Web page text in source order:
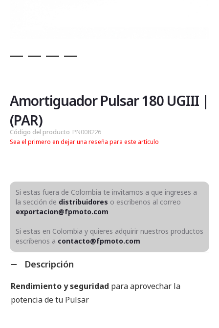
de
la
galería
de
imágenes
Amortiguador Pulsar 180 UGIII |
(PAR)
Código del producto PN008226
Sea el primero en dejar una reseña para este artículo
Si estas fuera de Colombia te invitamos a que ingreses a
la sección de distribuidores o escribenos al correo
exportacion@fpmoto.com
Si estas en Colombia y quieres adquirir nuestros productos
escríbenos a contacto@fpmoto.com
Descripción
Rendimiento y seguridad para aprovechar la
potencia de tu Pulsar